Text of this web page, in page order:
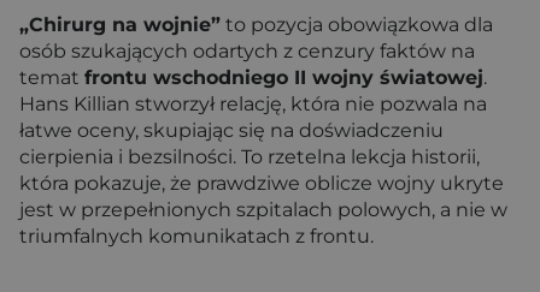
„Chirurg na wojnie” to pozycja obowiązkowa dla
osób szukających odartych z cenzury faktów na
temat frontu wschodniego II wojny światowej.
Hans Killian stworzył relację, która nie pozwala na
łatwe oceny, skupiając się na doświadczeniu
cierpienia i bezsilności. To rzetelna lekcja historii,
która pokazuje, że prawdziwe oblicze wojny ukryte
jest w przepełnionych szpitalach polowych, a nie w
triumfalnych komunikatach z frontu.